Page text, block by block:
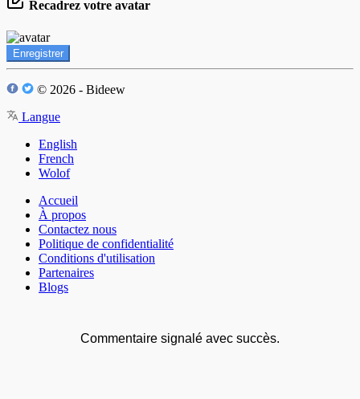
Recadrez votre avatar
Enregistrer
© 2026 - Bideew
Langue
English
French
Wolof
Accueil
À propos
Contactez nous
Politique de confidentialité
Conditions d'utilisation
Partenaires
Blogs
Commentaire signalé avec succès.